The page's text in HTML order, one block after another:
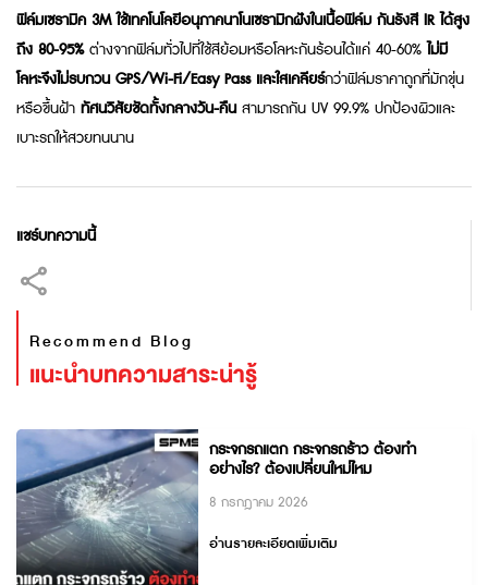
ฟิล์มเซรามิค 3M ใช้เทคโนโลยีอนุภาคนาโนเซรามิกฝังในเนื้อฟิล์ม กันรังสี IR ได้สูง
ถึง 80-95% ต่างจากฟิล์มทั่วไปที่ใช้สีย้อมหรือโลหะกันร้อนได้แค่ 40-60%ไม่มี
โลหะจึงไม่รบกวน GPS/Wi-Fi/Easy Pass และใสเคลียร์กว่าฟิล์มราคาถูกที่มักขุ่น
หรือขึ้นฝ้า ทัศนวิสัยชัดทั้งกลางวัน-คืนสามารถกัน UV 99.9% ปกป้องผิวและ
เบาะรถให้สวยทนนาน
แชร์บทความนี้
Recommend Blog
แนะนำบทความสาระน่ารู้
กระจกรถแตก กระจกรถร้าว ต้องทำ
อย่างไร? ต้องเปลี่ยนใหม่ไหม
8 กรกฎาคม 2026
อ่านรายละเอียดเพิ่มเติม